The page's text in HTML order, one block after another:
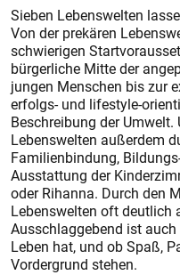
Sieben Lebenswelten
Von der prekären
schwierigen
bürgerliche Mitte der
jungen Menschen bis zur
erfolgs- und ­lifestyle-
Beschreibung der
Lebenswelten außerdem
Familienbindung,
Ausstattung der
oder Rihanna. Durch den
Lebenswelten oft deutlich
Ausschlaggebend ist
Leben hat, und ob Spaß,
Vordergrund stehen.